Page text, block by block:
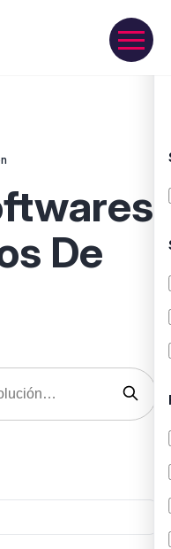
De